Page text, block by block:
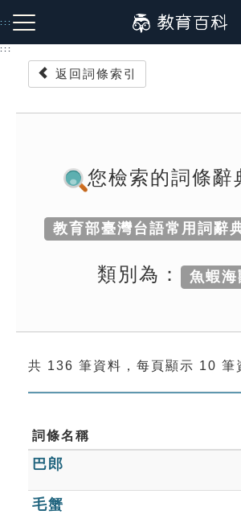
到
主
:::
成語故事
索引選單
單字索引
生命大百科索引
遊戲專區
:::
返回詞條索引
您檢索的詞條辭
教育部臺灣台語常用詞辭
類別為： 魚蝦海
共 136 筆資料，每頁顯示 10 筆
詞條名稱
巴郎
毛蟹